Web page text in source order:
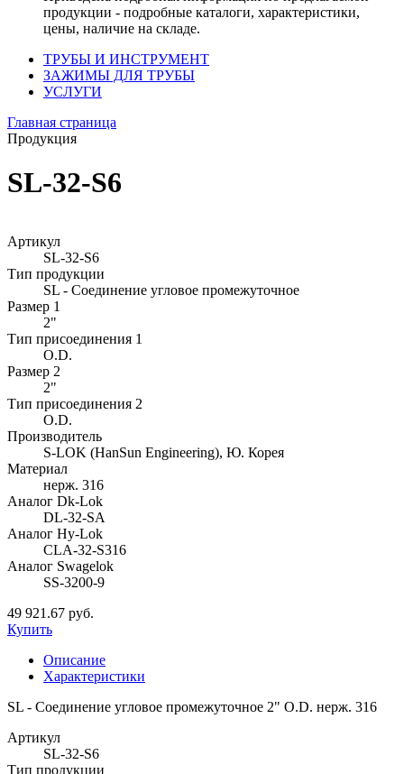
продукции - подробные каталоги, характеристики,
цены, наличие на складе.
ТРУБЫ И ИНСТРУМЕНТ
ЗАЖИМЫ ДЛЯ ТРУБЫ
УСЛУГИ
Главная страница
Продукция
SL-32-S6
Артикул
SL-32-S6
Тип продукции
SL - Соединение угловое промежуточное
Размер 1
2"
Тип присоединения 1
O.D.
Размер 2
2"
Тип присоединения 2
O.D.
Производитель
S-LOK (HanSun Engineering), Ю. Корея
Материал
нерж. 316
Аналог Dk-Lok
DL-32-SA
Аналог Hy-Lok
CLA-32-S316
Аналог Swagelok
SS-3200-9
49 921.67 руб.
Купить
Описание
Характеристики
SL - Соединение угловое промежуточное 2" O.D. нерж. 316
Артикул
SL-32-S6
Тип продукции